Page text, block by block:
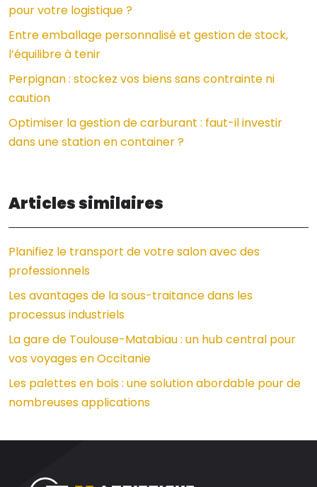
pour votre logistique ?
Entre emballage personnalisé et gestion de stock,
l’équilibre à tenir
Perpignan : stockez vos biens sans contrainte ni
caution
Optimiser la gestion de carburant : faut-il investir
dans une station en container ?
Articles similaires
Planifiez le transport de votre salon avec des
professionnels
Les avantages de la sous-traitance dans les
processus industriels
La gare de Toulouse-Matabiau : un hub central pour
vos voyages en Occitanie
Les palettes en bois : une solution abordable pour de
nombreuses applications